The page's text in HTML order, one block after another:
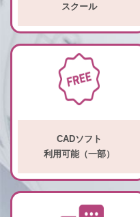
スクール
CADソフト
利用可能（一部）